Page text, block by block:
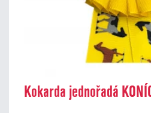
Kokarda jednořadá